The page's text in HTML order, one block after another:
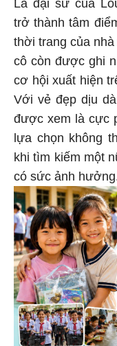
Là đại sứ của
trở thành tâm
thời trang của
cô còn được ghi
cơ hội xuất hiện
Với vẻ đẹp dịu
được xem là cực
lựa chọn không
khi tìm kiếm một
có sức ảnh